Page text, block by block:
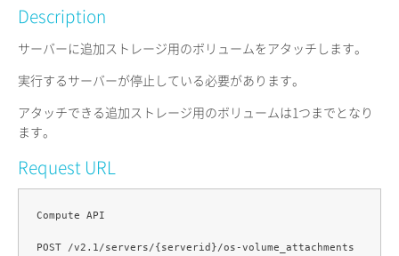
Pencil
サービス一覧
リリースノート
Description
サーバーに追加ストレージ用のボリュームをアタッチします。
実行するサーバーが停止している必要があります。
アタッチできる追加ストレージ用のボリュームは1つまでとなり
ます。
Request URL
Compute API